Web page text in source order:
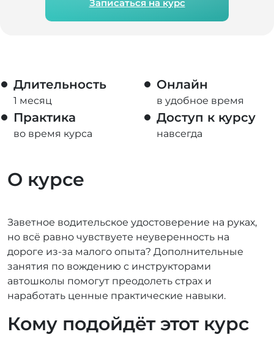
Записаться на курс
Длительность
1 месяц
Онлайн
в удобное время
Практика
во время курса
Доступ к курсу
навсегда
О курсе
Заветное водительское удостоверение на руках,
но всё равно чувствуете неуверенность на
дороге из-за малого опыта? Дополнительные
занятия по вождению с инструкторами
автошколы помогут преодолеть страх и
наработать ценные практические навыки.
Кому подойдёт этот курс